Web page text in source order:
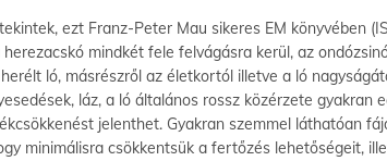
ezt Franz-Peter Mau sikeres EM könyvében
mindkét fele felvágásra kerül, az
ló, másrészről az életkortól illetve a ló
láz, a ló általános rossz közérzete gyakran
jelenthet. Gyakran szemmel láthatóan
minimálisra csökkentsük a fertőzés lehetőségeit,